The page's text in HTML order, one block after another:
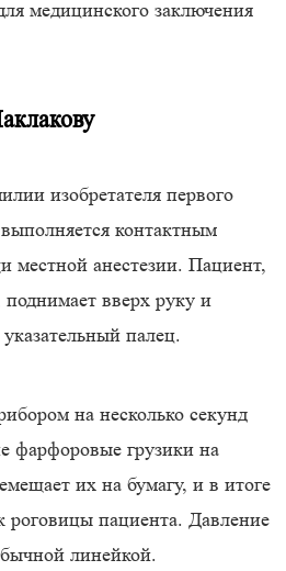
медицинского заключения
изобретателя первого
контактным
местной анестезии. Пациент,
поднимает вверх руку и
палец.
на несколько секунд
фарфоровые грузики на
их на бумагу, и в итоге
роговицы пациента. Давление
линейкой.